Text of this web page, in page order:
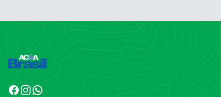
Facebook
Instagram
WhatsApp